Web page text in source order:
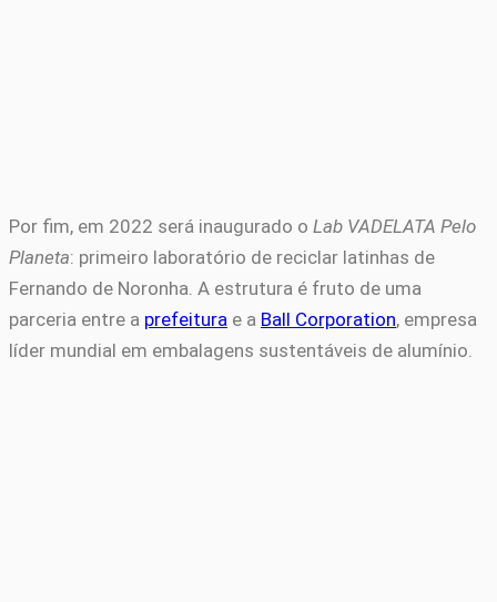
Por fim, em 2022 será inaugurado o Lab VADELATA Pelo
Planeta: primeiro laboratório de reciclar latinhas de
Fernando de Noronha. A estrutura é fruto de uma
parceria entre a prefeitura e a Ball Corporation, empresa
líder mundial em embalagens sustentáveis de alumínio.